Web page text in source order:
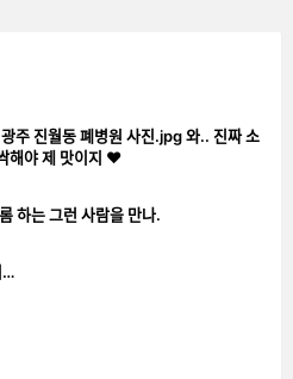
광주 진월동 폐병원 사진.jpg 와.. 진짜 소
제 맛이지 ❤️
하는 그런 사람을 만나.